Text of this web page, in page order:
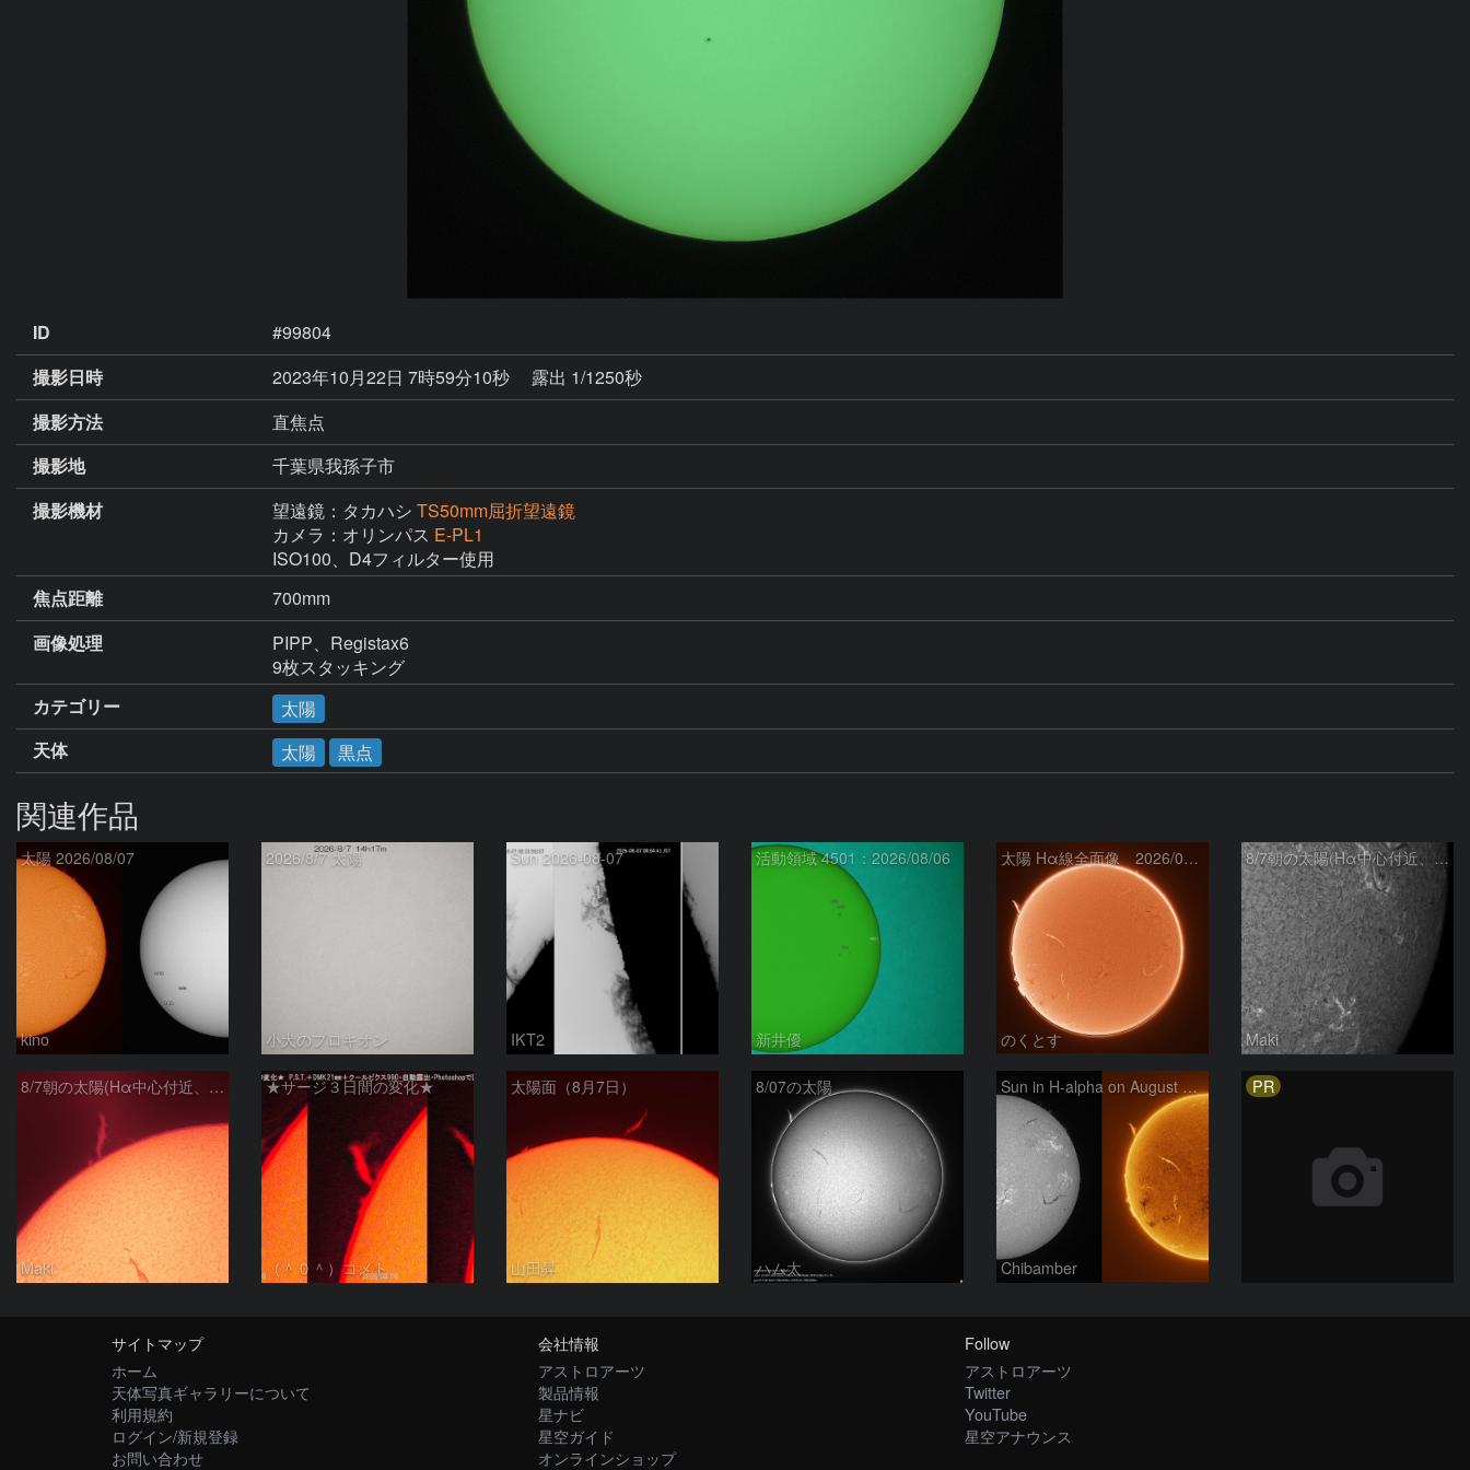
ID
#99804
撮影日時
2023年10月22日 7時59分10秒
露出 1/1250秒
撮影方法
直焦点
撮影地
千葉県我孫子市
撮影機材
望遠鏡：タカハシ TS50mm屈折望遠鏡
カメラ：オリンパス E-PL1
ISO100、D4フィルター使用
焦点距離
700mm
画像処理
PIPP、Registax6
9枚スタッキング
カテゴリー
太陽
天体
太陽 黒点
関連作品
太陽 2026/08/07
kino
2026/8/7 太陽
小犬のプロキオン
Sun 2026-08-07
IKT2
活動領域 4501：2026/08/06
新井優
太陽 Hα線全面像 2026/08/07
のくとす
8/7朝の太陽(Hα中心付近、4498、4502付近)
Maki
8/7朝の太陽(Hα中心付近、プロミネンス)
Maki
★サージ３日間の変化★
（＾０＾）コメト
太陽面（8月7日）
山田昇
8/07の太陽
ハム太
Sun in H-alpha on August 7, 2026
Chibamber
PR
サイトマップ
ホーム
天体写真ギャラリーについて
利用規約
ログイン/新規登録
お問い合わせ
会社情報
アストロアーツ
製品情報
星ナビ
星空ガイド
オンラインショップ
Follow
アストロアーツ
Twitter
YouTube
星空アナウンス